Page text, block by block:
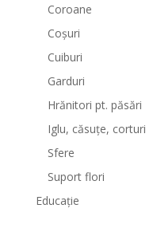
Coroane
Coșuri
Cuiburi
Garduri
Hrănitori pt. păsări
Iglu, căsuțe, corturi
Sfere
Suport flori
Educație